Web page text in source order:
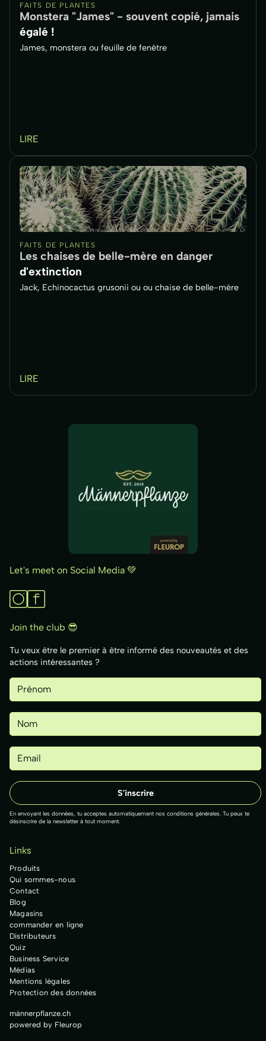
FAITS DE PLANTES
Monstera "James" - souvent copié, jamais
égalé !
James, monstera ou feuille de fenêtre
LIRE
FAITS DE PLANTES
Les chaises de belle-mère en danger
d'extinction
Jack, Echinocactus grusonii ou ou chaise de belle-mère
LIRE
männerpflanze.ch
powered by Fleurop
Let's meet on Social Media 💚
Join the club 😎
Tu veux être le premier à être informé des nouveautés et des
actions intéressantes ?
En envoyant les données, tu acceptes automatiquement nos conditions générales. Tu peux te
désinscrire de la newsletter à tout moment.
Links
Produits
Qui sommes-nous
Contact
Blog
Magasins
commander en ligne
Distributeurs
Quiz
Business Service
Médias
Mentions légales
Protection des données